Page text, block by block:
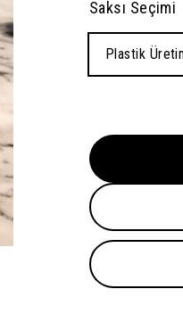
Saksı Seçimi
Plastik